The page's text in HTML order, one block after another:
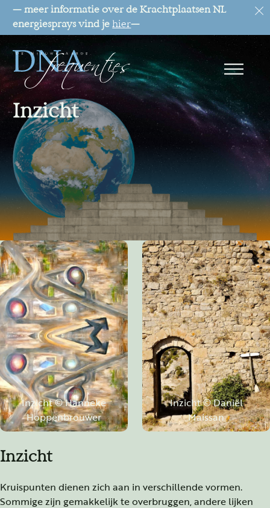
— meer informatie over de Krachtplaatsen NL
energiesprays vind jehier—
Inzicht
Inzicht © Hanneke
Hoppenbrouwer
Inzicht © Daniël
Maissan
Inzicht
Kruispunten dienen zich aan in verschillende vormen.
Sommige zijn gemakkelijk te overbruggen, andere lijken